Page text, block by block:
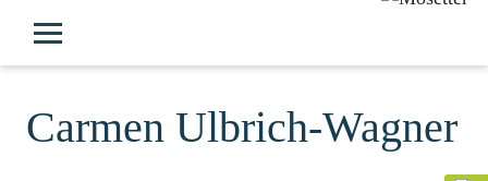
Carmen Ulbrich-Wagner